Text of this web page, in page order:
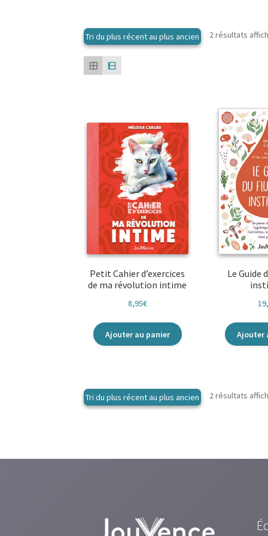
2 résultats
Petit Cahier d’exercices
de ma révolution intime
8,95€
Ajouter au panier
Le Guide
Ajouter
2 résultats